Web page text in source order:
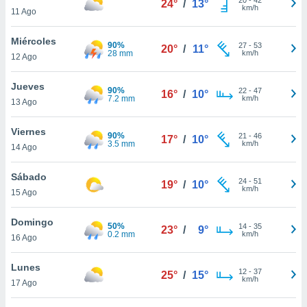
más
nuestra
y
de
disponible
cookies
aceptar
11 Ago
24° / 13°
km/h
Miércoles
12 Ago
90%
28 mm
20° / 11° 27- 53
km/h
Jueves
13 Ago
90%
7.2 mm
16° / 10° 22- 47
km/h
Viernes
14 Ago
90%
3.5 mm
17° / 10° 21 - 46
km/h
Sábado
15 Ago
19° / 10° 24- 51
km/h
Domingo
16 Ago
50%
0.2 mm
23° / 9° 14- 35
km/h
Lunes
17 Ago
25° / 15° 12- 37
km/h